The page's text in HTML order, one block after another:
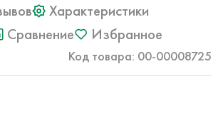
Характеристики
Сравнение Избранное
Код товара: 00-00008725